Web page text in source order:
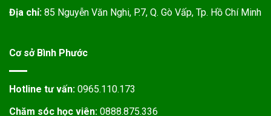
Địa chỉ: 85 Nguyễn Văn Nghi, P.7, Q. Gò Vấp, Tp. Hồ Chí Minh
Cơ sở Bình Phước
Hotline tư vấn: 0965.110.173
Chăm sóc học viên: 0888.875.336